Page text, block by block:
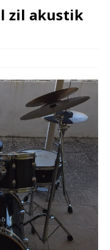
zil akustik